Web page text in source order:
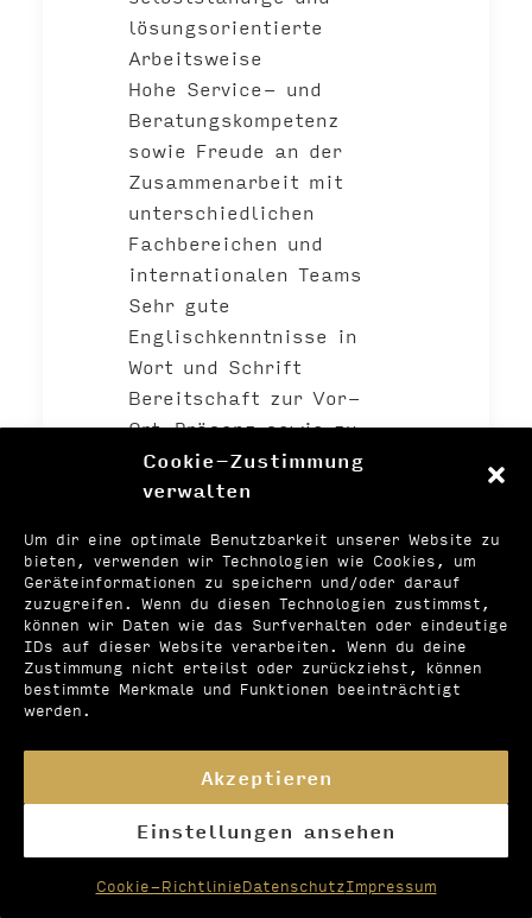
Cookie-Zustimmung
verwalten
Um dir eine optimale Benutzbarkeit unserer Website zu
bieten, verwenden wir Technologien wie Cookies, um
Geräteinformationen zu speichern und/oder darauf
zuzugreifen. Wenn du diesen Technologien zustimmst,
können wir Daten wie das Surfverhalten oder eindeutige
IDs auf dieser Website verarbeiten. Wenn du deine
Zustimmung nicht erteilst oder zurückziehst, können
bestimmte Merkmale und Funktionen beeinträchtigt
werden.
Akzeptieren
Einstellungen ansehen
Cookie-RichtlinieDatenschutzImpressum
lösungsorientierte
Arbeitsweise
Hohe Service- und
Beratungskompetenz
sowie Freude an der
Zusammenarbeit mit
unterschiedlichen
Fachbereichen und
internationalen Teams
Sehr gute
Englischkenntnisse in
Wort und Schrift
Bereitschaft zur Vor-
Ort-Präsenz sowie zu
einer flexiblen und
teamorientierten
(Homeoffice nach
Abstimmung möglich)
Unsere Leistungen /
Rahmenbedingungen:
Gehalt: ab 31,77 €
brutto / Std., je nach
Qualifikation und
Berufserfahrung
Urlaub: bis zu 30 Tage